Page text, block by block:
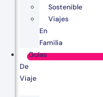
Sostenible
Viajes
En
Familia
Guías
De
Viaje